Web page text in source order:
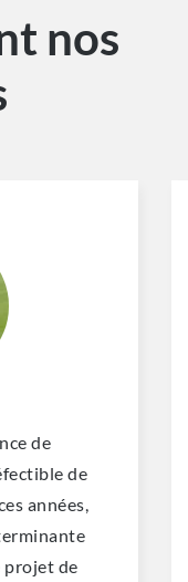
nos
de
de
années,
projet de